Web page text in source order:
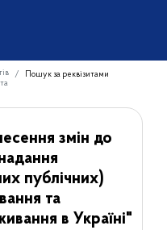
Пошук за реквізитами
змін до
публічних)
та
в Україні"